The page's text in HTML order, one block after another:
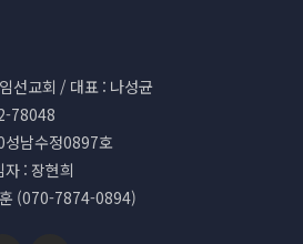
선교회 / 대표 : 나성균
78048
남수정0897호
: 장현희
(070-7874-0894)